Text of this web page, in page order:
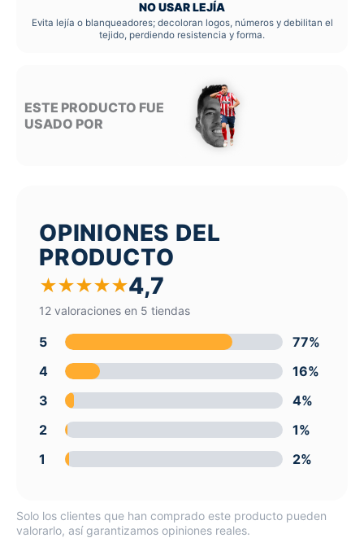
NO USAR LEJÍA
Evita lejía o blanqueadores; decoloran logos, números y debilitan el
tejido, perdiendo resistencia y forma.
ESTE PRODUCTO FUE
USADO POR
OPINIONES DEL
PRODUCTO
★★★★★4,7
12 valoraciones en 5 tiendas
5
77%
4
16%
3
4%
2
1%
1
2%
Solo los clientes que han comprado este producto pueden
valorarlo, así garantizamos opiniones reales.